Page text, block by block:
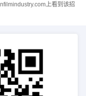
上看到该招